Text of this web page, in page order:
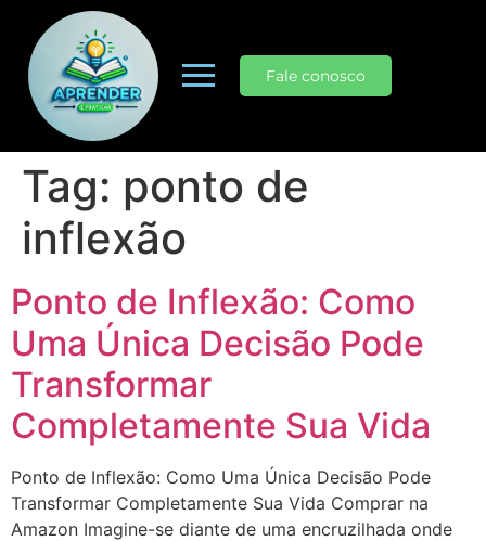
Fale conosco
Tag: ponto de
inflexão
Ponto de Inflexão: Como
Uma Única Decisão Pode
Transformar
Completamente Sua Vida
Ponto de Inflexão: Como Uma Única Decisão Pode
Transformar Completamente Sua Vida Comprar na
Amazon Imagine-se diante de uma encruzilhada onde